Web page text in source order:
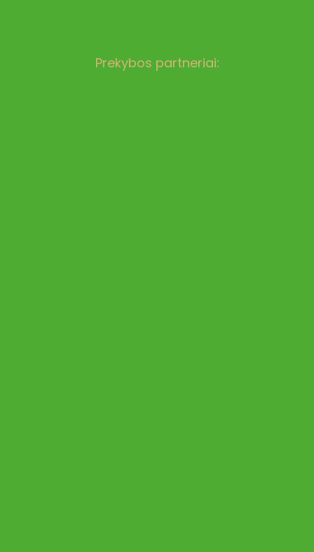
Prekybos partneriai: